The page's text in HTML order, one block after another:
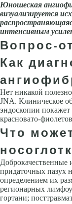
Юношеская
визуализируется
интенсив­ным
Вопрос-
Как
Нет никакой
JNA. Клиническое
эндоскопии
красновато-
Что
Доброкачественные
придаточных пазух
определением их
регионарных
гортани;